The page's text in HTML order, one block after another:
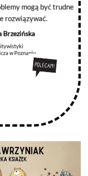
mogą być trudne
rozwiązywać.
Brzezińska
w Poznaniu